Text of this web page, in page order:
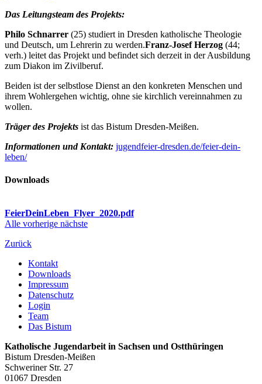
Das Leitungsteam des Projekts:
Philo Schnarrer (25) studiert in Dresden katholische Theologie
und Deutsch, um Lehrerin zu werden.Franz-Josef Herzog (44;
verh.) leitet das Projekt und befindet sich derzeit in der Ausbildung
zum Diakon im Zivilberuf.
Beiden ist der selbstlose Dienst an den konkreten Menschen und
ihrem Wohlergehen wichtig, ohne sie kirchlich vereinnahmen zu
wollen.
Träger des Projekts ist das Bistum Dresden-Meißen.
Informationen und Kontakt: jugendfeier-dresden.de/feier-dein-
leben/
Downloads
FeierDeinLeben_Flyer_2020.pdf
Alle vorherige nächste
Zurück
Kontakt
Downloads
Impressum
Datenschutz
Login
Team
Das Bistum
Katholische Jugendarbeit in Sachsen und Ostthüringen
Bistum Dresden-Meißen
Schweriner Str. 27
01067 Dresden